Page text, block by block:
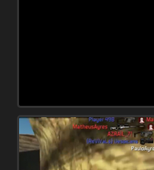
перемещения, левой кнопкой -
оружие, Q - экран, Z -